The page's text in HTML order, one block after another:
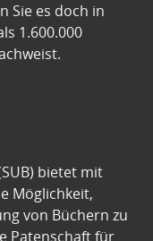
Sie es doch in
1.600.000
bietet mit
Möglichkeit,
von Büchern zu
Patenschaft für